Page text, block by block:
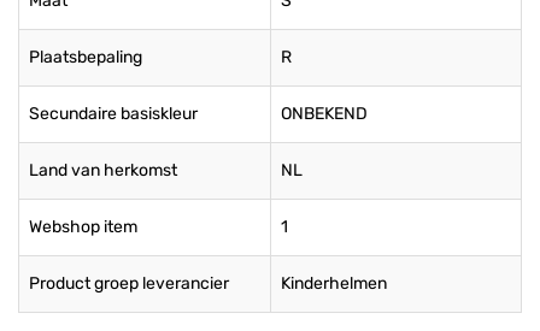
Plaatsbepaling R
Secundaire basiskleur ONBEKEND
Land van herkomst NL
Webshop item 1
Product groep leverancier Kinderhelmen